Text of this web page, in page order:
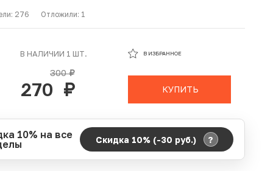
276 Отложили: 1
В НАЛИЧИИ 1 ШТ.
300руб.
270 руб.
В ИЗБРАННОЕ
КУПИТЬ
10% на все
Скидка 10% (-30 руб.) ?